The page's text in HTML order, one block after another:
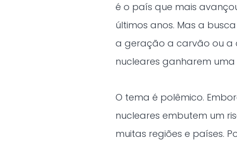
é o país que mais
últimos anos. Mas a
a geração a carvão ou a
nucleares ganharem
O tema é polêmico.
nucleares embutem um
muitas regiões e países.